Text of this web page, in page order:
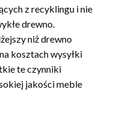
z recyklingu i nie
drewno.
niż drewno
kosztach wysyłki
te czynniki
jakości meble